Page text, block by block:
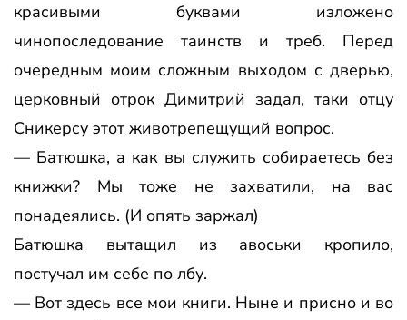
красивыми буквами изложено
чинопоследование таинств и треб. Перед
очередным моим сложным выходом с дверью,
церковный отрок Димитрий задал, таки отцу
Сникерсу этот животрепещущий вопрос.
— Батюшка, а как вы служить собираетесь без
книжки? Мы тоже не захватили, на вас
понадеялись. (И опять заржал)
Батюшка вытащил из авоськи кропило,
постучал им себе по лбу.
— Вот здесь все мои книги. Ныне и присно и во